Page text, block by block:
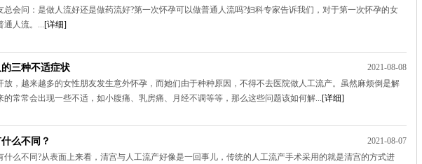
总会问：是做人流好还是做药流好?第一次怀孕可以做普通人流吗?妇科专家告诉我们，对于第一次怀孕的女
通人流。...[详细]
三种不适症状
2021-08-08
放，越来越多的女性朋友发生意外怀孕，而她们由于种种原因，不得不去医院做人工流产。虽然麻烦倒是解
的常常会出现一些不适，如小腹痛、乳房痛、月经不调等等，那么这些问题该如何解...[详细]
么不同？
2021-08-07
什么不同?从表面上来看，清宫与人工流产好像是一回事儿，传统的人工流产手术采用的就是清宫的方式进